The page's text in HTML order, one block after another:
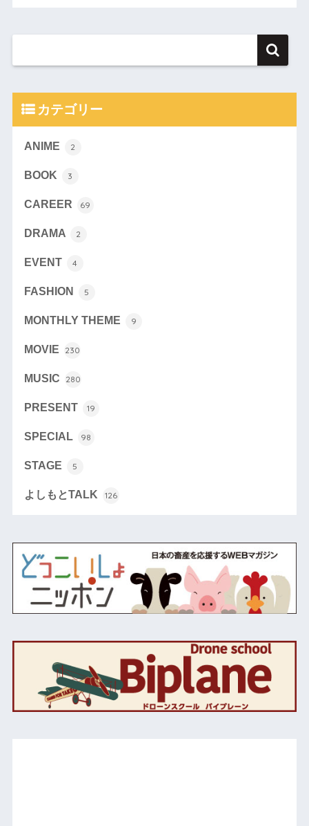
カテゴリー
ANIME 2
BOOK 3
CAREER 69
DRAMA 2
EVENT 4
FASHION 5
MONTHLY THEME 9
MOVIE 230
MUSIC 280
PRESENT 19
SPECIAL 98
STAGE 5
よしもとTALK 126